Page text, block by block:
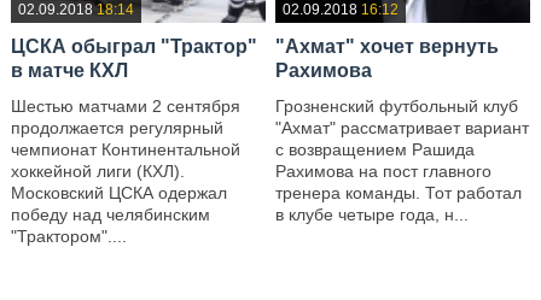
02.09.2018 18:14
ЦСКА обыграл "Трактор"
в матче КХЛ
Шестью матчами 2 сентября
продолжается регулярный
чемпионат Континентальной
хоккейной лиги (КХЛ).
Московский ЦСКА одержал
победу над челябинским
"Трактором"....
02.09.2018 16:12
"Ахмат" хочет вернуть
Рахимова
Грозненский футбольный клуб
"Ахмат" рассматривает вариант
с возвращением Рашида
Рахимова на пост главного
тренера команды. Тот работал
в клубе четыре года, н...